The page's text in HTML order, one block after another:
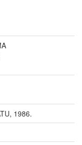
1986.